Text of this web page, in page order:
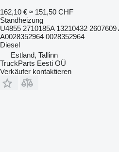
162,10 € ≈ 151,50 CHF
Standheizung
U4855 2710185A 13210432
A0028352964 0028352964
Diesel
Estland, Tallinn
TruckParts Eesti OÜ
Verkäufer kontaktieren